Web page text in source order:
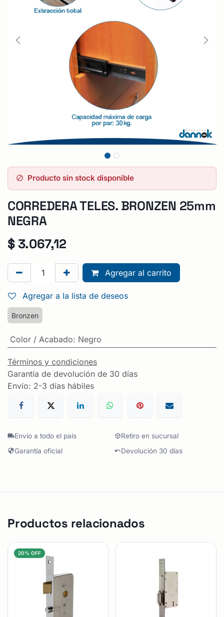
Producto sin stock disponible
CORREDERA TELES. BRONZEN 25mm
NEGRA
$3.067,12
Agregar al carrito
Agregar a la lista de deseos
Bronzen
Color / Acabado: Negro
Términos y condiciones
Garantía de devolución de 30 días
Envío: 2-3 días hábiles
Envío a todo el país
Retiro en sucursal
Garantía oficial
Devolución 30 días
Productos relacionados
20% OFF